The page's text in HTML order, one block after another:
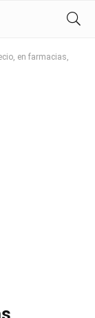
en farmacias,